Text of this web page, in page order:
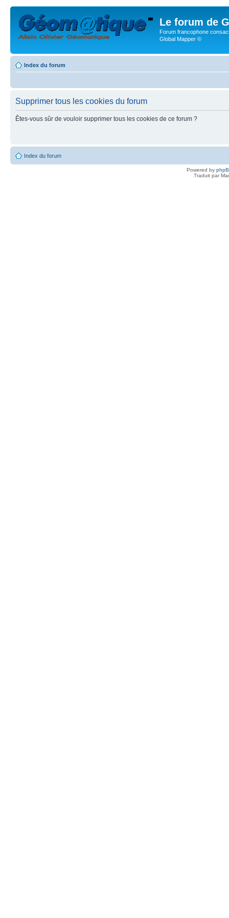
Le forum de
Forum francophone
Global Mapper ©
Index du forum
Supprimer tous les cookies du forum
Êtes-vous sûr de vouloir supprimer tous les cookies de ce forum ?
Index du forum
Powered by
Traduit par